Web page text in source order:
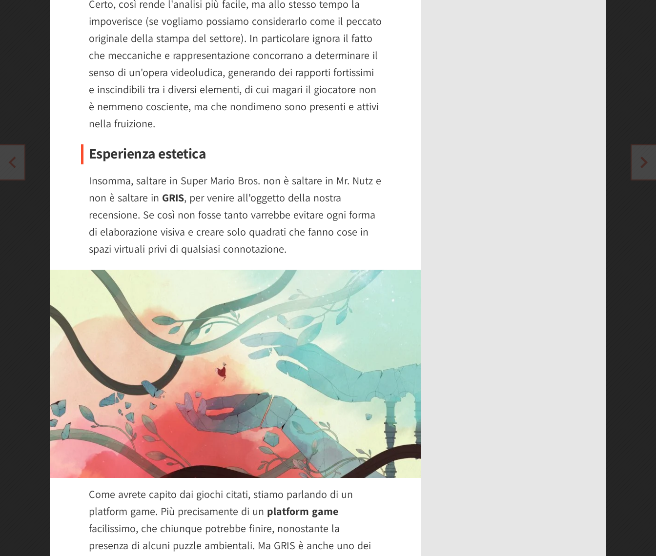
Certo, così rende l'analisi più facile, ma allo stesso tempo la
impoverisce (se vogliamo possiamo considerarlo come il peccato
originale della stampa del settore). In particolare ignora il fatto
che meccaniche e rappresentazione concorrano a determinare il
senso di un'opera videoludica, generando dei rapporti fortissimi
e inscindibili tra i diversi elementi, di cui magari il giocatore non
è nemmeno cosciente, ma che nondimeno sono presenti e attivi
nella fruizione.
Esperienza estetica
Insomma, saltare in Super Mario Bros. non è saltare in Mr. Nutz e
non è saltare in GRIS, per venire all'oggetto della nostra
recensione. Se così non fosse tanto varrebbe evitare ogni forma
di elaborazione visiva e creare solo quadrati che fanno cose in
spazi virtuali privi di qualsiasi connotazione.
Come avrete capito dai giochi citati, stiamo parlando di un
platform game. Più precisamente di un platform game
facilissimo, che chiunque potrebbe finire, nonostante la
presenza di alcuni puzzle ambientali. Ma GRIS è anche uno dei